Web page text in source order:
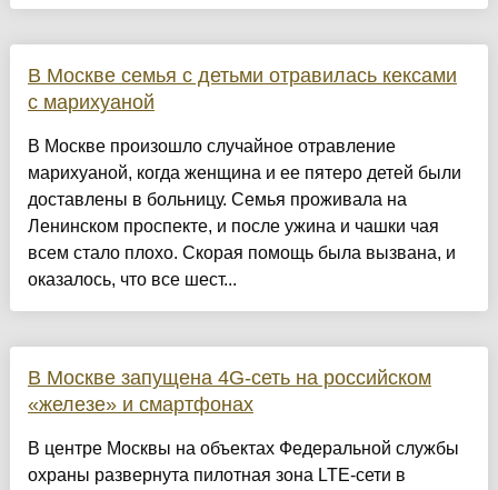
В Москве семья с детьми отравилась кексами
с марихуаной
В Москве произошло случайное отравление
марихуаной, когда женщина и ее пятеро детей были
доставлены в больницу. Семья проживала на
Ленинском проспекте, и после ужина и чашки чая
всем стало плохо. Скорая помощь была вызвана, и
оказалось, что все шест...
В Москве запущена 4G-сеть на российском
«железе» и смартфонах
В центре Москвы на объектах Федеральной службы
охраны развернута пилотная зона LTE-сети в